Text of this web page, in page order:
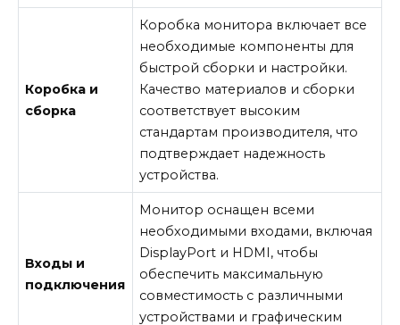
Коробка и
сборка
Коробка монитора включает все
необходимые компоненты для
быстрой сборки и настройки.
Качество материалов и сборки
соответствует высоким
стандартам производителя, что
подтверждает надежность
устройства.
Входы и
подключения
Монитор оснащен всеми
необходимыми входами, включая
DisplayPort и HDMI, чтобы
обеспечить максимальную
совместимость с различными
устройствами и графическим